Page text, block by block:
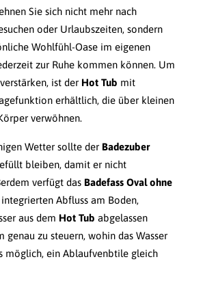
Sie sich nicht mehr nach
oder Urlaubszeiten, sondern
Wohlfühl-Oase im eigenen
zur Ruhe kommen können. Um
ist der Hot Tub mit
erhältlich, die über kleinen
verwöhnen.
Wetter sollte der Badezuber
bleiben, damit er nicht
verfügt das Badefass Oval ohne
Abfluss am Boden,
aus dem Hot Tub abgelassen
genau zu steuern, wohin das Wasser
möglich, ein Ablaufvenbtile gleich